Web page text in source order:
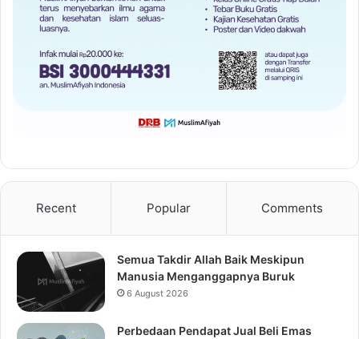
Recent Popular Comments
Semua Takdir Allah Baik Meskipun
Manusia Menganggapnya Buruk
6 August 2026
Perbedaan Pendapat Jual Beli Emas